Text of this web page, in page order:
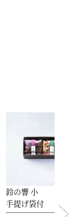
鈴の響 小 専用
手提げ袋付